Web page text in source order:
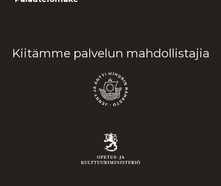
Kiitämme palvelun mahdollistajia